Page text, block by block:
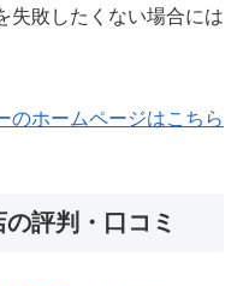
失敗したくない場合には
のホームページはこちら
評判・口コミ